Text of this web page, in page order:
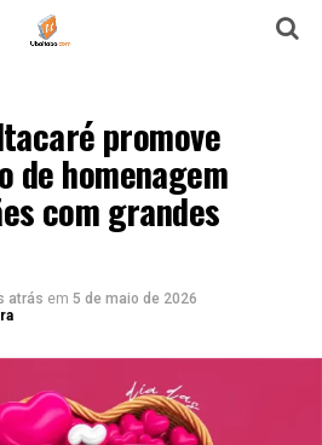
promove
de homenagem
com grandes
atrás em 5 de maio de 2026